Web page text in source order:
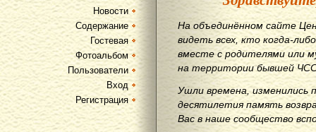
Новости
Содержание
Гостевая
Фотоальбом
Пользователи
Вход
Регистрация
На объединённом сайте
видеть всех, кто когда-
вместе с родителями или
на территории бывшей
Ушли времена, изменились
десятилетия память
Вас в наше сообщество